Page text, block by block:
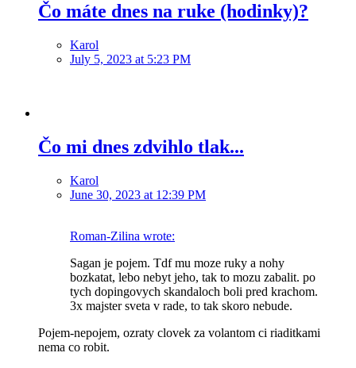
Čo máte dnes na ruke (hodinky)?
Karol
July 5, 2023 at 5:23 PM
Čo mi dnes zdvihlo tlak...
Karol
June 30, 2023 at 12:39 PM
Roman-Zilina wrote:
Sagan je pojem. Tdf mu moze ruky a nohy
bozkatat, lebo nebyt jeho, tak to mozu zabalit. po
tych dopingovych skandaloch boli pred krachom.
3x majster sveta v rade, to tak skoro nebude.
Pojem-nepojem, ozraty clovek za volantom ci riaditkami
nema co robit.